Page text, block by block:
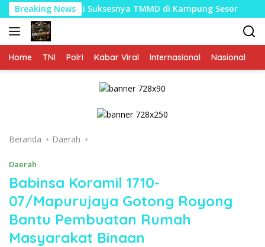
Langsung
ke
konten
Breaking News
Suksesnya TMMD di Kampung Sesor Bukukan
Home TNI Polri Kabar Viral Internasional Nasional
Beranda Daerah
Daerah
Babinsa Koramil 1710-
07/Mapurujaya Gotong Royong
Bantu Pembuatan Rumah
Masyarakat Binaan